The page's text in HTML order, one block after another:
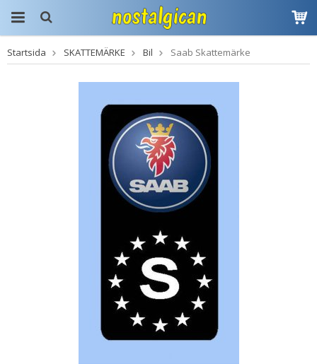
Produkten har blivit
tillagd i varukorgen
Startsida SKATTEMÄRKE Bil Saab Skattemärke